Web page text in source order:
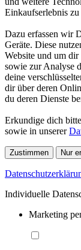
Einkaufserlebnis zu
Dazu erfassen wir
Geräte. Diese
Website und um dir
sowie zur Analyse
deine
dir über deren
du deren Dienste
Erkundige dich
sowie in unserer
Zustimmen Nur
Individuelle
Marketing